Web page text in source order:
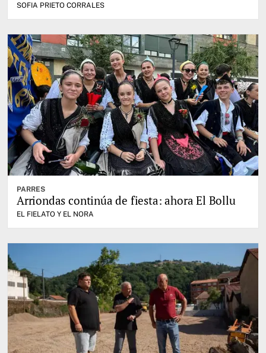
SOFIA PRIETO CORRALES
PARRES
Arriondas continúa de fiesta: ahora El Bollu
EL FIELATO Y EL NORA